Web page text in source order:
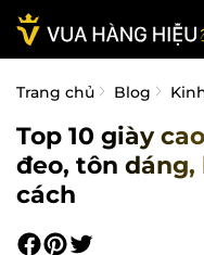
Trang chủ Blog
Top 10 giày
đeo, tôn
cách